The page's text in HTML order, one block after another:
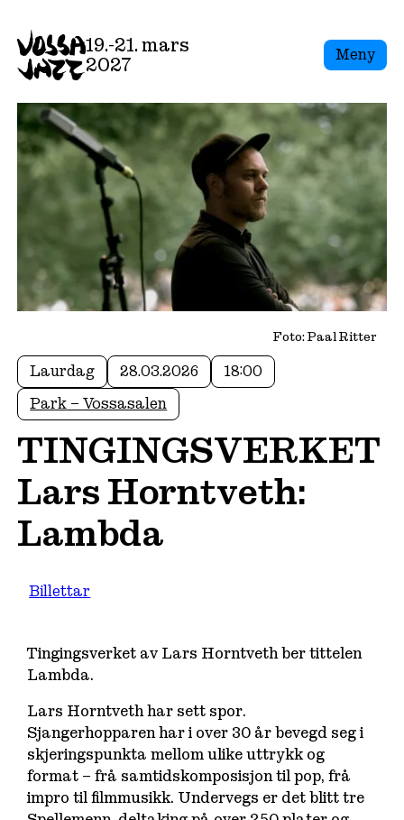
19.-21. mars
2027
Meny
Foto: Paal Ritter
Laurdag 28.03.2026
18:00
Park – Vossasalen
TINGINGSVERKET
Lars Horntveth:
Lambda
Billettar
Tingingsverket av Lars Horntveth ber tittelen
Lambda.
Lars Horntveth har sett spor.
Sjangerhopparen har i over 30 år bevegd seg i
skjeringspunkta mellom ulike uttrykk og
format – frå samtidskomposisjon til pop, frå
impro til filmmusikk. Undervegs er det blitt tre